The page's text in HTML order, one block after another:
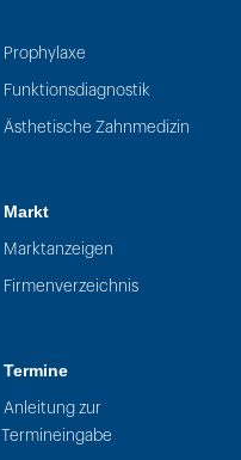
Prophylaxe
Funktionsdiagnostik
Ästhetische Zahnmedizin
Markt
Marktanzeigen
Firmenverzeichnis
Termine
Anleitung zur
Termineingabe